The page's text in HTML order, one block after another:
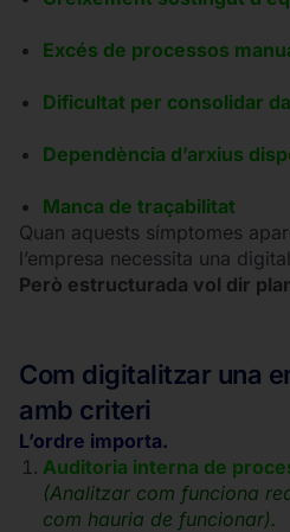
Excés de processos
Dificultat per consolidar
Dependència d’arxius
Manca de traçabilitat
Quan aquests símptomes
l’empresa necessita una
Però estructurada vol dir
Com digitalitzar una
amb criteri
L’ordre importa.
Auditoria interna de
(Analitzar com funciona
com hauria de funcionar).